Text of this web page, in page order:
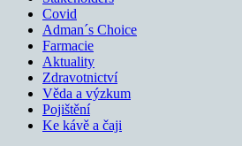
Covid
Adman´s Choice
Farmacie
Aktuality
Zdravotnictví
Věda a výzkum
Pojištění
Ke kávě a čaji